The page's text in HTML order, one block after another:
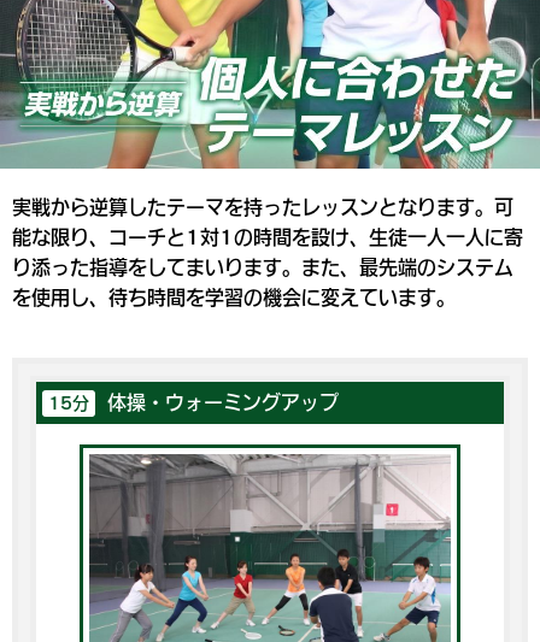
実戦から逆算したテーマを持ったレッスンとなります。可
能な限り、コーチと1対1の時間を設け、生徒一人一人に寄
り添った指導をしてまいります。また、最先端のシステム
を使用し、待ち時間を学習の機会に変えています。
15分 体操・ウォーミングアップ